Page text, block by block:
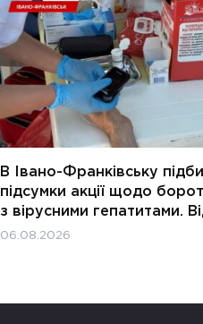
В Івано-Франківську
підсумки акції щодо
з вірусними гепатитами.
06.08.2026